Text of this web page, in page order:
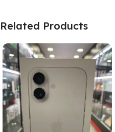
Related Products